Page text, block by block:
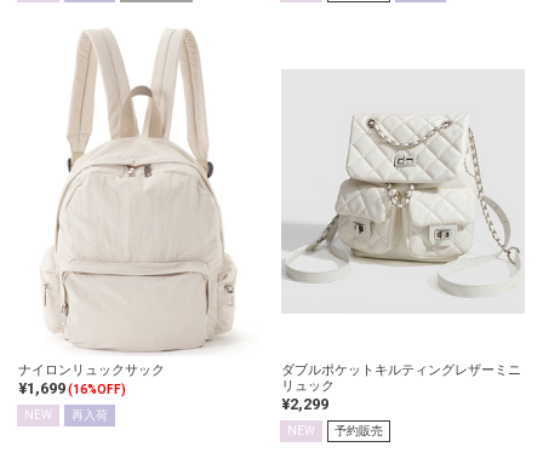
ナイロンリュックサック
¥1,699(16%OFF)
NEW
再入荷
ダブルポケットキルティングレザーミニ
リュック
¥2,299
NEW 予約販売